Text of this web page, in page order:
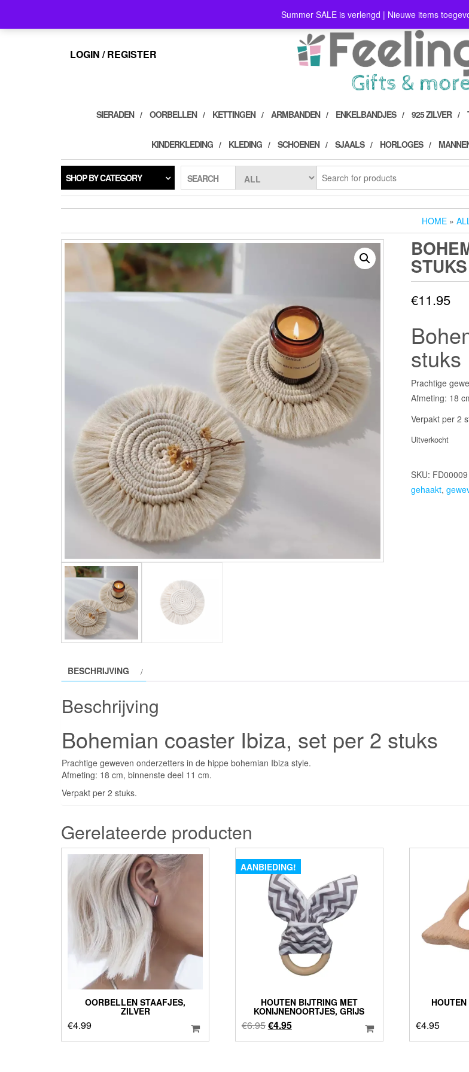
the
Summer SALE is verlengd | Nieuwe items
LOGIN / REGISTER
SIERADEN OORBELLEN KETTINGEN ARMBANDEN ENKELBANDJES 925 ZILVER
KINDERKLEDING KLEDING SCHOENEN SJAALS HORLOGES
SHOP BY CATEGORY SEARCH
HOME »
STUKS
€11.95
stuks
Prachtige
Afmeting: 18
Verpakt per 2
Uitverkocht
SKU: FD00009
gehaakt,
BESCHRIJVING
Beschrijving
Bohemian coaster Ibiza, set per 2 stuks
Prachtige geweven onderzetters in de hippe bohemian Ibiza style.
Afmeting: 18 cm, binnenste deel 11 cm.
Verpakt per 2 stuks.
Gerelateerde producten
OORBELLEN STAAFJES,
ZILVER
€4.99
AANBIEDING!
HOUTEN BIJTRING MET
KONIJNENOORTJES, GRIJS
€6.95Oorspronkelijke
prijs
€4.95Huidige
prijs
€4.95